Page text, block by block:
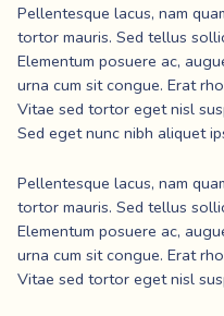
Pellentesque lacus, nam
tortor mauris. Sed tellus
Elementum posuere ac,
urna cum sit congue. Erat
Vitae sed tortor eget nisl
Sed eget nunc nibh aliquet
Pellentesque lacus, nam
tortor mauris. Sed tellus
Elementum posuere ac,
urna cum sit congue. Erat
Vitae sed tortor eget nisl